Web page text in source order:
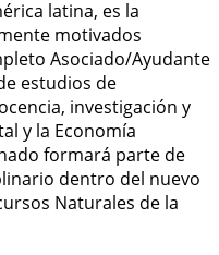
latina, es la
motivados
Asociado/Ayudante
estudios de
investigación y
y la Economía
formará parte de
dentro del nuevo
Naturales de la